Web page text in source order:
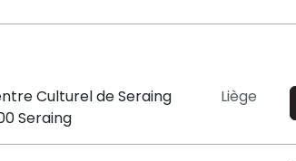
Culturel de Seraing
Seraing
Liège